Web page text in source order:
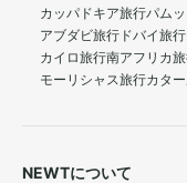
カッパドキア旅行パム
アブダビ旅行 ドバイ旅行
カイロ旅行南アフリカ
モーリシャス旅行カタ
NEWTについて